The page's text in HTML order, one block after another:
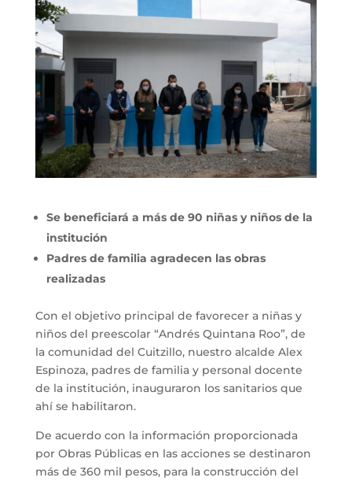
Se beneficiará a más de 90 niñas y niños de la
institución
Padres de familia agradecen las obras
realizadas
Con el objetivo principal de favorecer a niñas y
niños del preescolar “Andrés Quintana Roo”, de
la comunidad del Cuitzillo, nuestro alcalde Alex
Espinoza, padres de familia y personal docente
de la institución, inauguraron los sanitarios que
ahí se habilitaron.
De acuerdo con la información proporcionada
por Obras Públicas en las acciones se destinaron
más de 360 mil pesos, para la construcción del